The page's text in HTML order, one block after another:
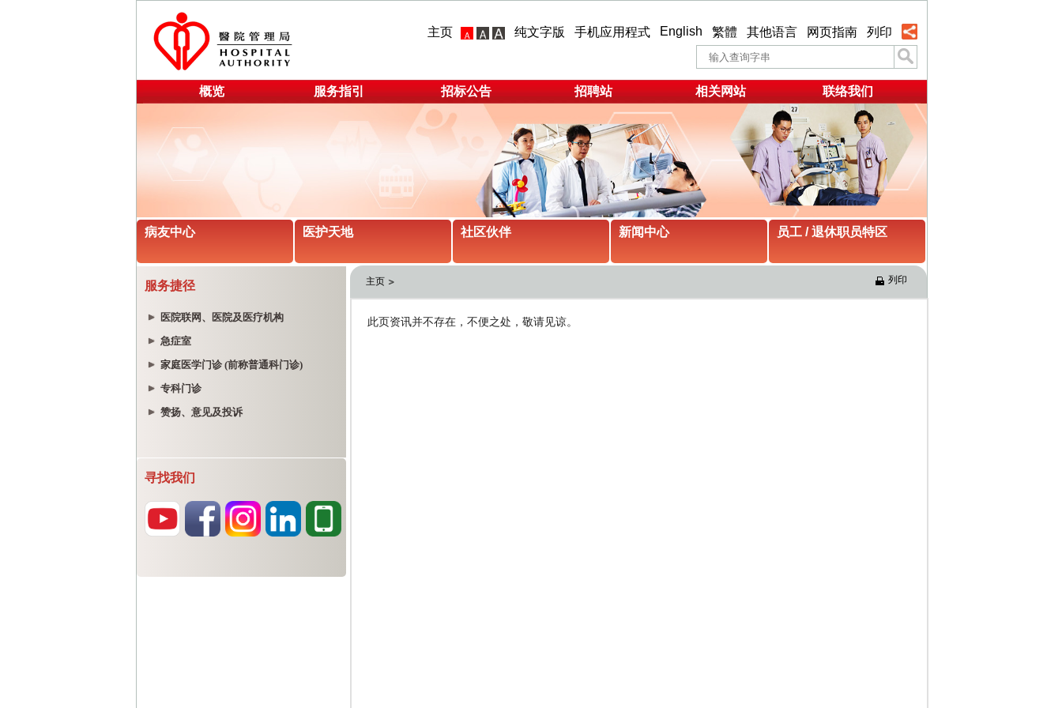
主页 纯文字版 手机应用程式 English 繁體 其他语言 网页指南 列印
概览 服务指引 招标公告 招聘站 相关网站 联络我们
病友中心 医护天地 社区伙伴 新闻中心 员工 / 退休职员特区
服务捷径
医院联网、医院及医疗机构
急症室
家庭医学门诊 (前称普通科门诊)
专科门诊
赞扬、意见及投诉
寻找我们
主页 列印